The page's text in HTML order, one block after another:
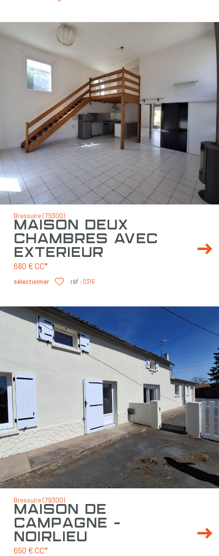
Bressuire (79300)
maison deux
chambres avec
extérieur
680 € CC*
sélectionner réf : 0316
Bressuire (79300)
maison de
campagne -
noirlieu
650 € CC*